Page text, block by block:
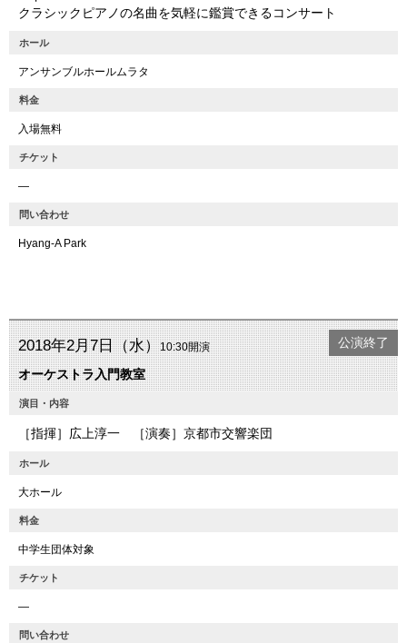
クラシックピアノの名曲を気軽に鑑賞できるコンサート
ホール
アンサンブルホールムラタ
料金
入場無料
チケット
―
問い合わせ
Hyang-A Park
2018年2月7日（水）10:30開演
オーケストラ入門教室
公演終了
演目・内容
［指揮］広上淳一 ［演奏］京都市交響楽団
ホール
大ホール
料金
中学生団体対象
チケット
―
問い合わせ